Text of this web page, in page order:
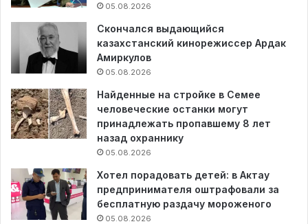
05.08.2026
Скончался выдающийся
казахстанский кинорежиссер Ардак
Амиркулов
05.08.2026
Найденные на стройке в Семее
человеческие останки могут
принадлежать пропавшему 8 лет
назад охраннику
05.08.2026
Хотел порадовать детей: в Актау
предпринимателя оштрафовали за
бесплатную раздачу мороженого
05.08.2026